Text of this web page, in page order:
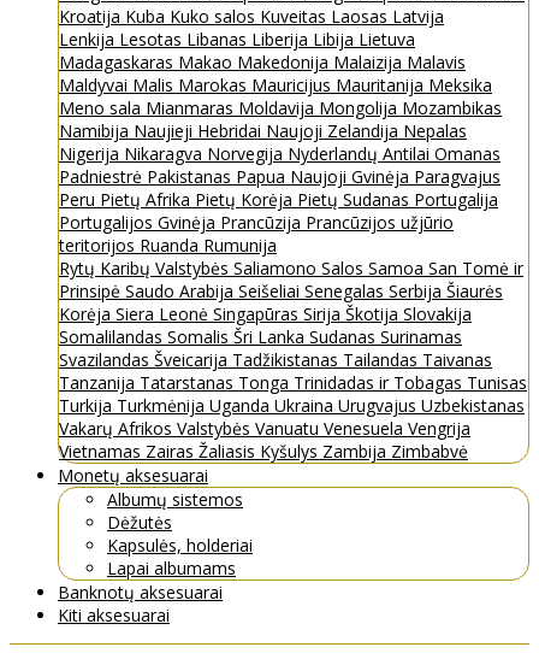
Kroatija Kuba Kuko salos Kuveitas Laosas Latvija
Lenkija Lesotas Libanas Liberija Libija Lietuva
Madagaskaras Makao Makedonija Malaizija Malavis
Maldyvai Malis Marokas Mauricijus Mauritanija Meksika
Meno sala Mianmaras Moldavija Mongolija Mozambikas
Namibija Naujieji Hebridai Naujoji Zelandija Nepalas
Nigerija Nikaragva Norvegija Nyderlandų Antilai Omanas
Padniestrė Pakistanas Papua Naujoji Gvinėja Paragvajus
Peru Pietų Afrika Pietų Korėja Pietų Sudanas Portugalija
Portugalijos Gvinėja Prancūzija Prancūzijos užjūrio
teritorijos Ruanda Rumunija
Rytų Karibų Valstybės Saliamono Salos Samoa San Tomė ir
Prinsipė Saudo Arabija Seišeliai Senegalas Serbija Šiaurės
Korėja Siera Leonė Singapūras Sirija Škotija Slovakija
Somalilandas Somalis Šri Lanka Sudanas Surinamas
Svazilandas Šveicarija Tadžikistanas Tailandas Taivanas
Tanzanija Tatarstanas Tonga Trinidadas ir Tobagas Tunisas
Turkija Turkmėnija Uganda Ukraina Urugvajus Uzbekistanas
Vakarų Afrikos Valstybės Vanuatu Venesuela Vengrija
Vietnamas Zairas Žaliasis Kyšulys Zambija Zimbabvė
Monetų aksesuarai
Albumų sistemos
Dėžutės
Kapsulės, holderiai
Lapai albumams
Banknotų aksesuarai
Kiti aksesuarai